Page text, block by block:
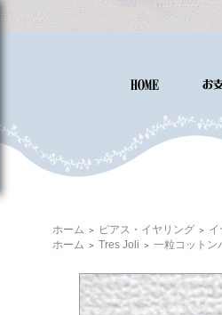
ホーム ＞ ピアス・イヤリング ＞ イ
ホーム ＞ Tres Joli ＞ 一粒コットン